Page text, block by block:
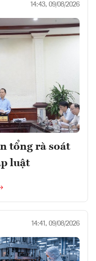
14:43, 09/08/2026
tổng rà soát
luật
14:41, 09/08/2026